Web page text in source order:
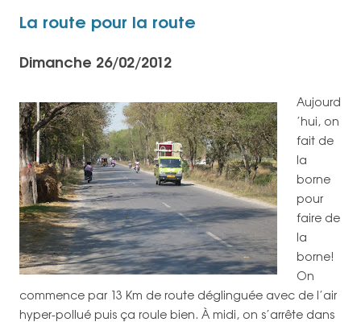
La route pour la route
Dimanche 26/02/2012
Aujourd
’hui, on
fait de
la
borne
pour
faire de
la
borne!
On
commence par 13 Km de route déglinguée avec de l’air
hyper-pollué puis ça roule bien. À midi, on s’arrête dans